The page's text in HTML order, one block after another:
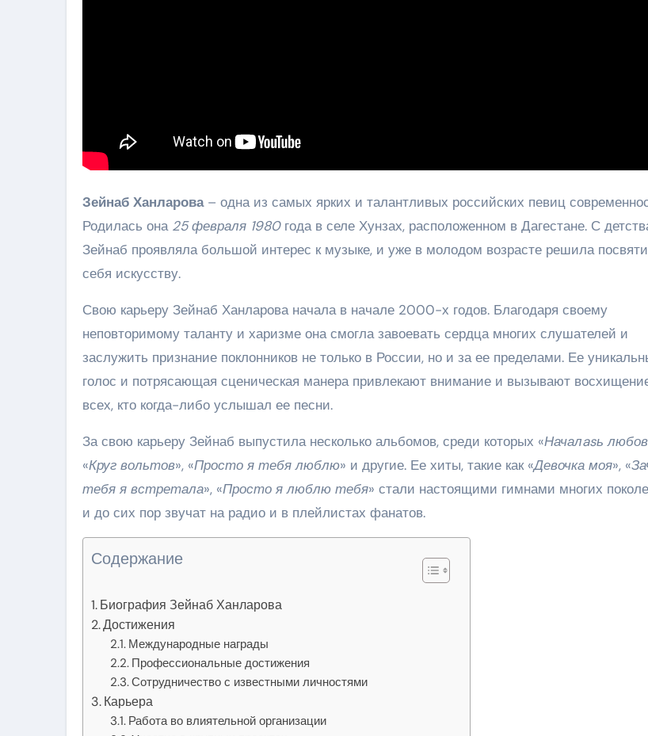
Зейнаб Ханларова– одна из самых ярких и талантливых российских певиц
Родилась она 25 февраля 1980года в селе Хунзах, расположенном в Дагестане. С
Зейнаб проявляла большой интерес к музыке, и уже в молодом возрасте решила
себя искусству.
Свою карьеру Зейнаб Ханларова начала в начале 2000-х годов. Благодаря своему
неповторимому таланту и харизме она смогла завоевать сердца многих слушателей и
заслужить признание поклонников не только в России, но и за ее пределами. Ее
голос и потрясающая сценическая манера привлекают внимание и вызывают
всех, кто когда-либо услышал ее песни.
За свою карьеру Зейнаб выпустила несколько альбомов, среди которых «Началasь
«Круг вольтов», «Просто я тебя люблю» и другие. Ее хиты, такие как «Девочка моя», «
тебя я встретала», «Просто я люблю тебя» стали настоящими гимнами многих
и до сих пор звучат на радио и в плейлистах фанатов.
Содержание
Биография Зейнаб Ханларова
Достижения
Международные награды
Профессиональные достижения
Сотрудничество с известными личностями
Карьера
Работа во влиятельной организации